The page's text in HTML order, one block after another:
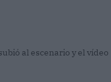
al escenario y el vídeo